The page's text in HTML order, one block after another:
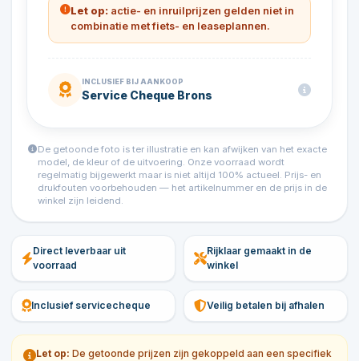
Let op: actie- en inruilprijzen gelden niet in
combinatie met fiets- en leaseplannen.
INCLUSIEF BIJ AANKOOP
Service Cheque Brons
De getoonde foto is ter illustratie en kan afwijken van het exacte
model, de kleur of de uitvoering. Onze voorraad wordt
regelmatig bijgewerkt maar is niet altijd 100% actueel. Prijs- en
drukfouten voorbehouden — het artikelnummer en de prijs in de
winkel zijn leidend.
Direct leverbaar uit
voorraad
Rijklaar gemaakt in de
winkel
Inclusief servicecheque Veilig betalen bij afhalen
Let op: De getoonde prijzen zijn gekoppeld aan een specifiek